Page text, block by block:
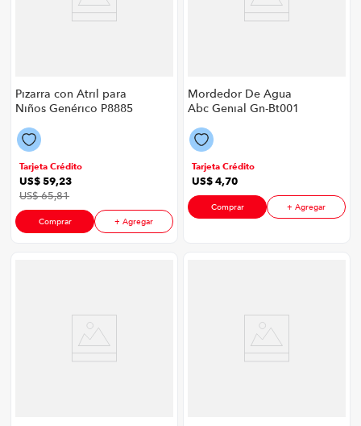
Pizarra con Atril para
Niños Genérico P8885
Tarjeta Crédito
US$59,23
US$65,81
Comprar + Agregar
Mordedor De Agua
Abc Genial Gn-Bt001
Multicolor
Tarjeta Crédito
US$4,70
Comprar + Agregar